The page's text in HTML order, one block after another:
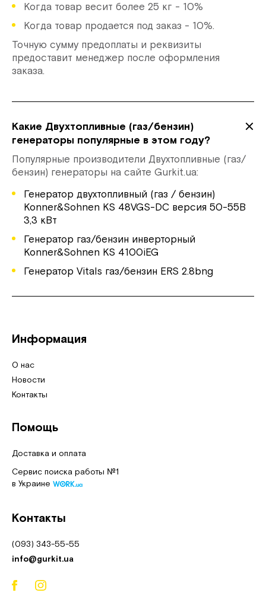
Когда товар весит более 25 кг - 10%
Когда товар продается под заказ - 10%.
Точную сумму предоплаты и реквизиты
предоставит менеджер после оформления
заказа.
Какие Двухтопливные (газ/бензин)
генераторы популярные в этом году?
Популярные производители Двухтопливные (газ/
бензин) генераторы на сайте Gurkit.ua:
Генератор двухтопливный (газ / бензин)
Konner&Sohnen KS 48VGS-DC версия 50-55В
3,3 кВт
Генератор газ/бензин инверторный
Konner&Sohnen KS 4100iEG
Генератор Vitals газ/бензин ERS 2.8bng
Информация
О нас
Новости
Контакты
Помощь
Доставка и оплата
Сервис поиска работы №1
в Украине
Контакты
(093) 343-55-55
info@gurkit.ua